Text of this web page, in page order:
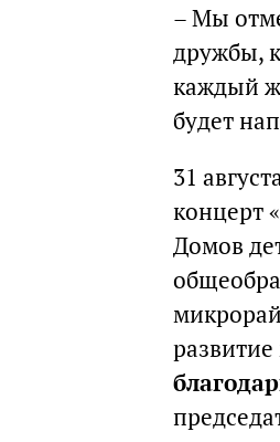
– Мы
дружбы,
каждый
будет
31
концерт
Домов